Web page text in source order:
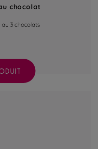
chocolat
3 chocolats